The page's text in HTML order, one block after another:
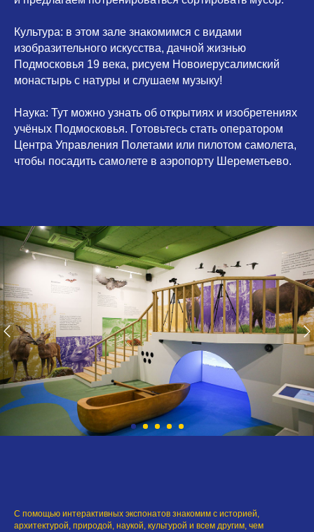
Культура: в этом зале знакомимся с видами
изобразительного искусства, дачной жизнью
Подмосковья 19 века, рисуем Новоиерусалимский
монастырь с натуры и слушаем музыку!
Наука: Тут можно узнать об открытиях и изобретениях
учёных Подмосковья. Готовьтесь стать оператором
Центра Управления Полетами или пилотом самолета,
чтобы посадить самолете в аэропорту Шереметьево.
C помощью интерактивных экспонатов знакомим с историей,
архитектурой, природой, наукой, культурой и всем другим, чем